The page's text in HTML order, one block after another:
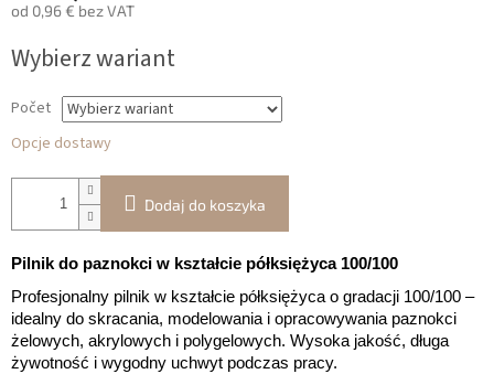
od 0,96 € bez VAT
jednostkowa:
Wybierz wariant
Počet
Opcje dostawy
Dodaj do koszyka
Pilnik do paznokci w kształcie półksiężyca 100/100
Profesjonalny pilnik w kształcie półksiężyca o gradacji 100/100 –
idealny do skracania, modelowania i opracowywania paznokci
żelowych, akrylowych i polygelowych. Wysoka jakość, długa
żywotność i wygodny uchwyt podczas pracy.